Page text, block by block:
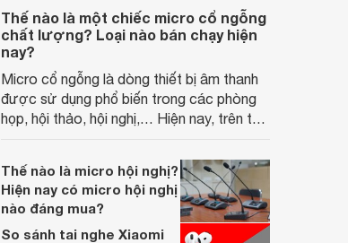
Thế nào là một chiếc micro cổ ngỗng
chất lượng? Loại nào bán chạy hiện
nay?
Micro cổ ngỗng là dòng thiết bị âm thanh
được sử dụng phổ biến trong các phòng
họp, hội thảo, hội nghị,… Hiện nay, trên thị
mẫu mã đến từ nhiều thương hiệu khác
nhau. Vậy micro cổ ngỗng dùng trong
trường hợp nào và loại nào đang được
chuộng nhất?
Thế nào là micro hội nghị?
Hiện nay có micro hội nghị
nào đáng mua?
So sánh tai nghe Xiaomi